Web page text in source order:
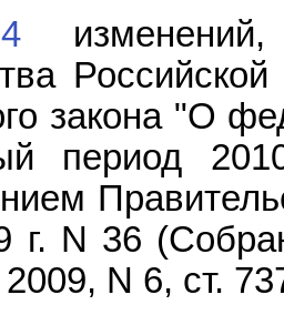
закона "О
период
г. N 36
N 6, ст.